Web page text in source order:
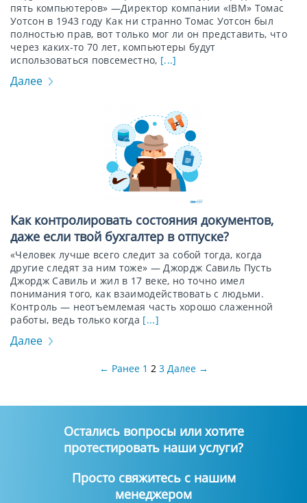
пять компьютеров» —Директор компании «IBM» Томас
Уотсон в 1943 году Как ни странно Томас Уотсон был
полностью прав, вот только мог ли он представить, что
через каких-то 70 лет, компьютеры будут
использоваться повсеместно, [...]
Далее
Как контролировать состояния документов,
даже если твой бухгалтер в отпуске?
«Человек лучше всего следит за собой тогда, когда
другие следят за ним тоже» — Джордж Савиль Пусть
Джордж Савиль и жил в 17 веке, но точно имел
понимания того, как взаимодействовать с людьми.
Контроль — неотъемлемая часть хорошо слаженной
работы, ведь только когда [...]
Далее
← Ранее 1 2 3 Далее →
Остались вопросы или хотите
протестировать наши услуги?
Просто свяжитесь с нашим
менеджером